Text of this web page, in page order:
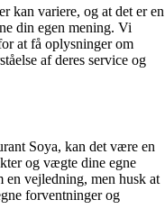
kan variere, og at det er en
din egen mening. Vi
at få oplysninger om
af deres service og
Soya, kan det være en
og vægte dine egne
en vejledning, men husk at
forventninger og